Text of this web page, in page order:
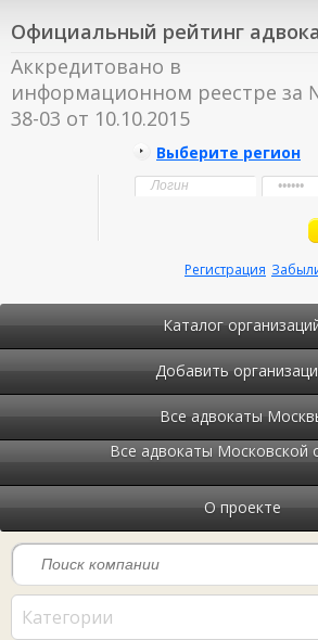
Официальный рейтинг
Аккредитовано в
информационном реестре за
38-03 от 10.10.2015
Выберите регион
Регистрация
Каталог
Добавить
Все адвокаты
Все адвокаты Московской
О проекте
Категории